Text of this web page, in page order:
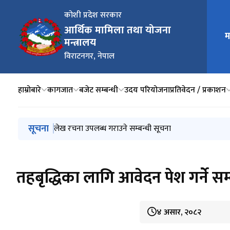
कोशी प्रदेश सरकार
आर्थिक मामिला तथा योजना
मन्त्रालय
विराटनगर, नेपाल
मुख्य
हाम्रोबारे कागजात बजेट सम्बन्धी उदय परियोजनाप्रतिवेदन / प्रकाशन
मुख्य नेभिगेसनमा जानुहोस्
सूचना लेख रचना उपलब्ध गराउने सम्बन्धी सूचना
तहबृद्धिका लागि आवेदन पेश गर्ने
४ असार, २०८२